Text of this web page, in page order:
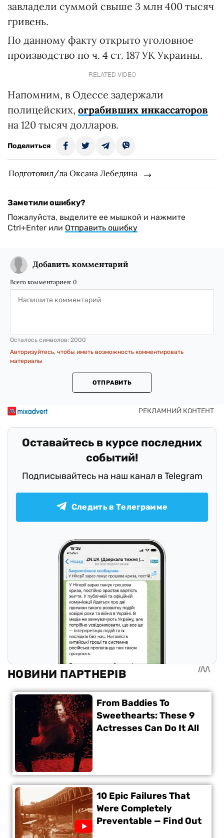
завладели суммой свыше 3 млн 400 тысяч
гривень.
По данному факту открыто уголовное
производство по ч. 4 ст. 187 УК Украины.
RELATED VIDEO
Напомним, в Одессе задержали
полицейских, ограбивших инкассаторов
на 120 тысяч долларов.
Поделиться
Подготовил/ла Оксана Лебедина
Заметили ошибку?
Пожалуйста, выделите ее мышкой и нажмите
Ctrl+Enter или Отправить ошибку
Добавить комментарий
Всего комментариев: 0
Осталось символов: 2000
Авторизуйтесь, чтобы иметь возможность комментировать
материалы
ОТПРАВИТЬ
Оставайтесь в курсе последних
событий!
Подписывайтесь на наш канал в Telegram
Следить в Телеграмме